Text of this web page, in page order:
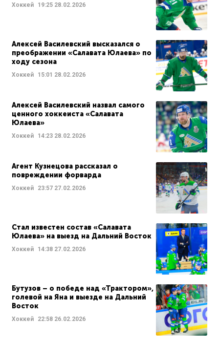
Хоккей 19:25 28.02.2026
Алексей Василевский высказался о
преображении «Салавата Юлаева» по
ходу сезона
Хоккей 15:01 28.02.2026
Алексей Василевский назвал самого
ценного хоккеиста «Салавата
Юлаева»
Хоккей 14:23 28.02.2026
Агент Кузнецова рассказал о
повреждении форварда
Хоккей 23:57 27.02.2026
Стал известен состав «Салавата
Юлаева» на выезд на Дальний Восток
Хоккей 14:38 27.02.2026
Бутузов – о победе над «Трактором»,
голевой на Яна и выезде на Дальний
Восток
Хоккей 22:58 26.02.2026